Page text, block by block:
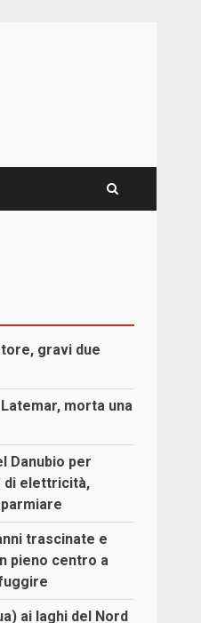
gravi due
morta una
Danubio per
di elettricità,
trascinate e
pieno centro a
ai laghi del Nord